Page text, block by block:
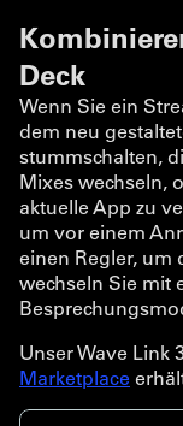
Deck
Wenn Sie ein
dem neu
stummschalten,
Mixes wechseln,
aktuelle App zu
um vor einem
einen Regler, um
wechseln Sie mit
Unser Wave Link
Marketplace